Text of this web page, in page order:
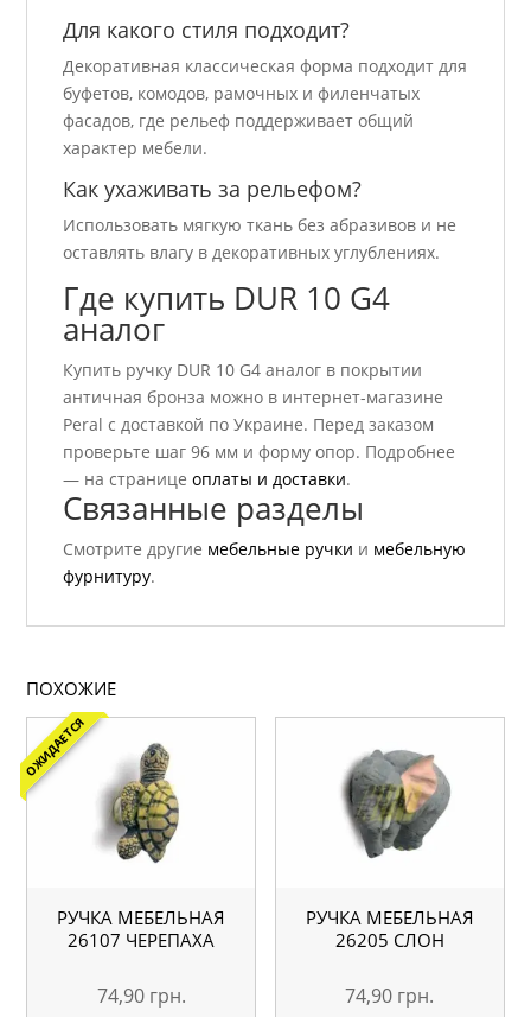
Для какого стиля подходит?
Декоративная классическая форма подходит для
буфетов, комодов, рамочных и филенчатых
фасадов, где рельеф поддерживает общий
характер мебели.
Как ухаживать за рельефом?
Использовать мягкую ткань без абразивов и не
оставлять влагу в декоративных углублениях.
Где купить DUR 10 G4
аналог
Купить ручку DUR 10 G4 аналог в покрытии
античная бронза можно в интернет-магазине
Peral с доставкой по Украине. Перед заказом
проверьте шаг 96 мм и форму опор. Подробнее
— на страницеоплаты и доставки.
Связанные разделы
Смотрите другие мебельные ручки и мебельную
фурнитуру.
ПОХОЖИЕ
ОЖИДАЕТСЯ
РУЧКА МЕБЕЛЬНАЯ
26107 ЧЕРЕПАХА
74,90 грн.
РУЧКА МЕБЕЛЬНАЯ
26205 СЛОН
74,90 грн.